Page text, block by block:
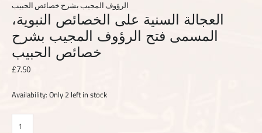
الرؤوف المجيب بشرح خصائص الحبيب
العجالة السنية على الخصائص النبوية،
المسمى فتح الرؤوف المجيب بشرح
خصائص الحبيب
£7.50
Availability:Only 2 left in stock